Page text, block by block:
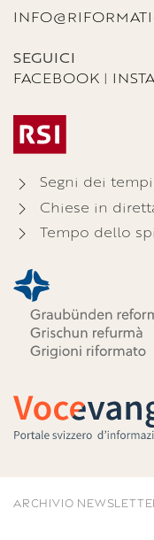
SEGUICI
FACEBOOK |
Segni dei tempi
Chiese in
Tempo dello
ARCHIVIO